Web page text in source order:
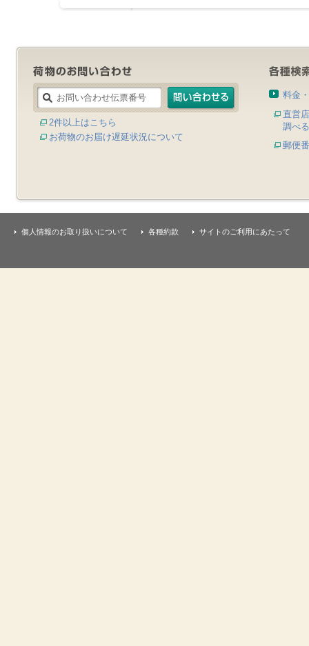
2件以上はこちら
お荷物のお届け遅延状況について
料金
直営
調べる
郵便
個人情報のお取り扱いについて 各種約款 サイトのご利用にあたって